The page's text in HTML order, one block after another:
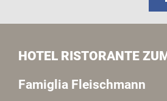
HOTEL RISTORANTE
Famiglia Fleischmann